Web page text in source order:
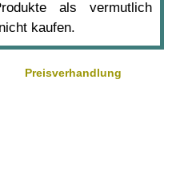
als vermutlich
kaufen.
Preisverhandlung